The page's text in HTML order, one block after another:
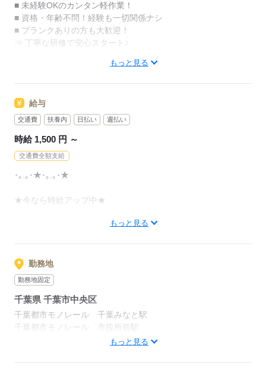
あなたの希望の曜日や時間帯を
気軽に相談してくださいね！
履歴書も来社もナシ！
今のうちにしっかり稼いじゃお♪
先輩からのメッセージ
◎働く仲間の前職はいろいろ！
・カフェスタッフ
・清掃員
・ネイルサロン
・バーテンダー
・一般事務
・郵便局仕分け
・データ入力スタッフ
・在宅（テレワーク）コールセンター
・内職
◆ピッキング
伝票の商品を探して
「ピッ」と読み取り
箱に入れるだけ！
商品をチェックし
キズがないか確認して
シールを貼るだけ♪
◆梱包（ラッピング）
決められた手順で
梱包して置くだけ！
■ 未経験OKのカンタン軽作業！
■ 資格・年齢不問！経験も一切関係ナシ
■ ブランクありの方も大歓迎！
⇒ 丁寧な研修で安心スタート♪
□ おしゃべりより集中型なタイプ
□ 同年代の仲間と知り合いたい
※登録制なので
もっと見る
給与
交通費 扶養内 日払い 週払い
時給 1,500 円 ～
交通費全額支給
･｡.｡･★･｡.｡･★
★今なら時給アップ中★
･｡.｡･★･｡.｡･★
［★］月収例
―――――――――
■時給1500円×1日8h×週4日勤務の場合
⇒月収21万1600円
■時給1500円×1日8h×週5日勤務の場合
▼さらに…
もっと見る
勤務地
勤務地固定
千葉県 千葉市中央区
千葉都市モノレール 千葉みなと駅
千葉都市モノレール 市役所前駅
もっと見る